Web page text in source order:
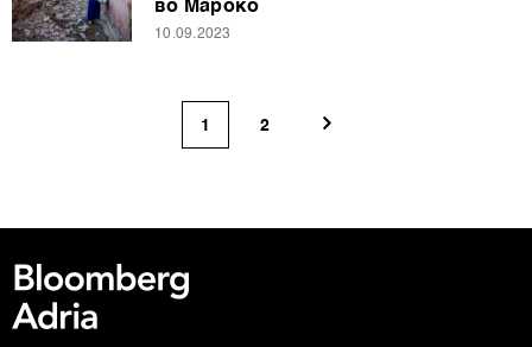
во Мароко
10.09.2023
1 2